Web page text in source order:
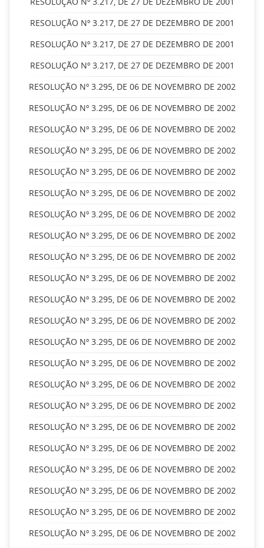
RESOLUÇÃO Nº 3.217, DE 27 DE DEZEMBRO DE 2001
RESOLUÇÃO Nº 3.217, DE 27 DE DEZEMBRO DE 2001
RESOLUÇÃO Nº 3.217, DE 27 DE DEZEMBRO DE 2001
RESOLUÇÃO Nº 3.295, DE 06 DE NOVEMBRO DE 2002
RESOLUÇÃO Nº 3.295, DE 06 DE NOVEMBRO DE 2002
RESOLUÇÃO Nº 3.295, DE 06 DE NOVEMBRO DE 2002
RESOLUÇÃO Nº 3.295, DE 06 DE NOVEMBRO DE 2002
RESOLUÇÃO Nº 3.295, DE 06 DE NOVEMBRO DE 2002
RESOLUÇÃO Nº 3.295, DE 06 DE NOVEMBRO DE 2002
RESOLUÇÃO Nº 3.295, DE 06 DE NOVEMBRO DE 2002
RESOLUÇÃO Nº 3.295, DE 06 DE NOVEMBRO DE 2002
RESOLUÇÃO Nº 3.295, DE 06 DE NOVEMBRO DE 2002
RESOLUÇÃO Nº 3.295, DE 06 DE NOVEMBRO DE 2002
RESOLUÇÃO Nº 3.295, DE 06 DE NOVEMBRO DE 2002
RESOLUÇÃO Nº 3.295, DE 06 DE NOVEMBRO DE 2002
RESOLUÇÃO Nº 3.295, DE 06 DE NOVEMBRO DE 2002
RESOLUÇÃO Nº 3.295, DE 06 DE NOVEMBRO DE 2002
RESOLUÇÃO Nº 3.295, DE 06 DE NOVEMBRO DE 2002
RESOLUÇÃO Nº 3.295, DE 06 DE NOVEMBRO DE 2002
RESOLUÇÃO Nº 3.295, DE 06 DE NOVEMBRO DE 2002
RESOLUÇÃO Nº 3.295, DE 06 DE NOVEMBRO DE 2002
RESOLUÇÃO Nº 3.295, DE 06 DE NOVEMBRO DE 2002
RESOLUÇÃO Nº 3.295, DE 06 DE NOVEMBRO DE 2002
RESOLUÇÃO Nº 3.295, DE 06 DE NOVEMBRO DE 2002
RESOLUÇÃO Nº 3.295, DE 06 DE NOVEMBRO DE 2002